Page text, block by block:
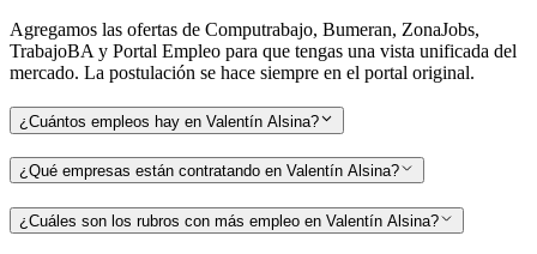
Agregamos las ofertas de Computrabajo, Bumeran, ZonaJobs,
TrabajoBA y Portal Empleo para que tengas una vista unificada del
mercado. La postulación se hace siempre en el portal original.
¿Cuántos empleos hay en Valentín Alsina?
¿Qué empresas están contratando en Valentín Alsina?
¿Cuáles son los rubros con más empleo en Valentín Alsina?